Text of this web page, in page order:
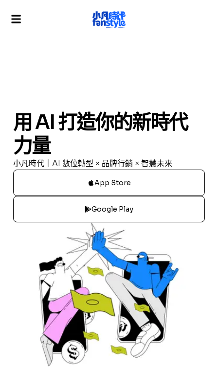
用 AI 打造你的新時代
力量
小凡時代｜AI 數位轉型 × 品牌行銷 × 智慧未來
App Store
Google Play